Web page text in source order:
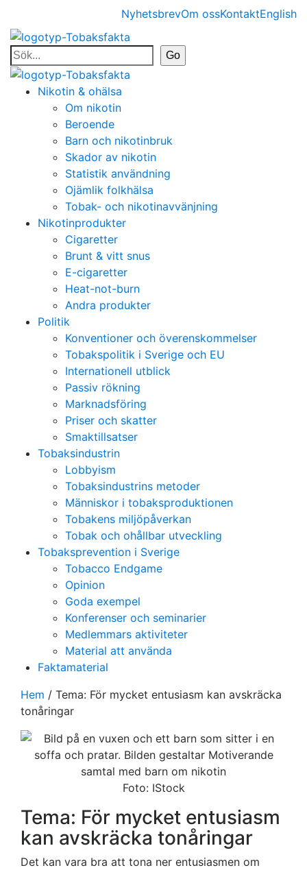
NyhetsbrevOm ossKontaktEnglish
Nikotin & ohälsa
Om nikotin
Beroende
Barn och nikotinbruk
Skador av nikotin
Statistik användning
Ojämlik folkhälsa
Tobak- och nikotinavvänjning
Nikotinprodukter
Cigaretter
Brunt & vitt snus
E-cigaretter
Heat-not-burn
Andra produkter
Politik
Konventioner och överenskommelser
Tobakspolitik i Sverige och EU
Internationell utblick
Passiv rökning
Marknadsföring
Priser och skatter
Smaktillsatser
Tobaksindustrin
Lobbyism
Tobaksindustrins metoder
Människor i tobaksproduktionen
Tobakens miljöpåverkan
Tobak och ohållbar utveckling
Tobaksprevention i Sverige
Tobacco Endgame
Opinion
Goda exempel
Konferenser och seminarier
Medlemmars aktiviteter
Material att använda
Faktamaterial
Hem / Tema: För mycket entusiasm kan avskräcka
tonåringar
Foto: IStock
Tema: För mycket entusiasm
kan avskräcka tonåringar
Det kan vara bra att tona ner entusiasmen om